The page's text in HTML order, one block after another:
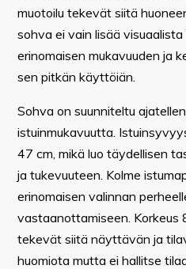
muotoilu tekevät siitä
sohva ei vain lisää
erinomaisen mukavuuden ja
sen pitkän käyttöiän.
Sohva on suunniteltu
istuinmukavuutta.
47 cm, mikä luo täydellisen
ja tukevuuteen. Kolme
erinomaisen valinnan
vastaanottamiseen. Korkeus
tekevät siitä näyttävän ja
huomiota mutta ei hallitse